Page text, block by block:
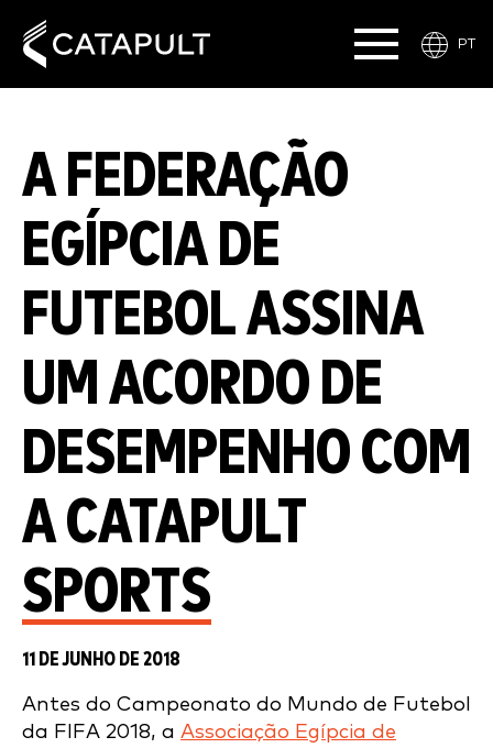
PT
A FEDERAÇÃO
EGÍPCIA DE
FUTEBOL ASSINA
UM ACORDO DE
DESEMPENHO COM
A CATAPULT
SPORTS
11 DE JUNHO DE 2018
Antes do Campeonato do Mundo de Futebol
da FIFA 2018, a Associação Egípcia de